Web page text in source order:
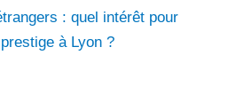
: quel intérêt pour
à Lyon ?